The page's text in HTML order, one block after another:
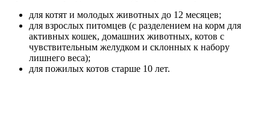
для котят и молодых животных до 12 месяцев;
для взрослых питомцев (с разделением на корм для
активных кошек, домашних животных, котов с
чувствительным желудком и склонных к набору
лишнего веса);
для пожилых котов старше 10 лет.